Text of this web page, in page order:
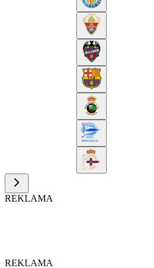
REKLAMA
REKLAMA